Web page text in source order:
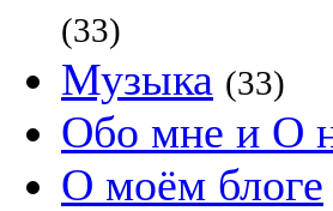
(33)
Музыка (33)
Обо мне и О
О моём блоге